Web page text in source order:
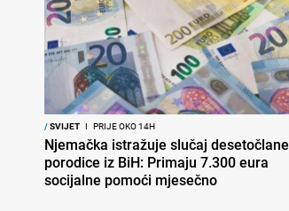
/SVIJET I PRIJE OKO 14H
Njemačka istražuje slučaj desetočlane
porodice iz BiH: Primaju 7.300 eura
socijalne pomoći mjesečno